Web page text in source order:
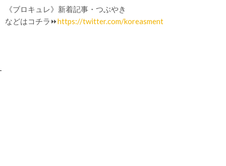
《ブロキュレ》新着記事・つぶやき
などはコチラ⏩https://twitter.com/koreasment